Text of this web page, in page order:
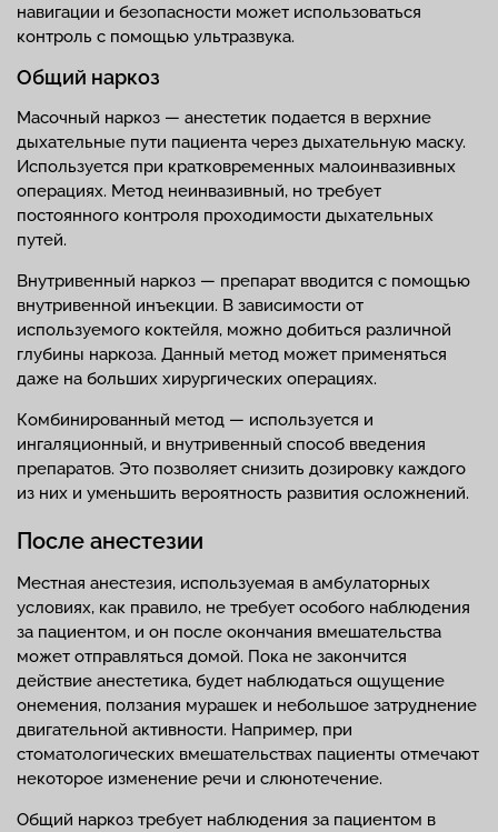
навигации и безопасности может использоваться
контроль с помощью ультразвука.
Общий наркоз
Масочный наркоз — анестетик подается в верхние
дыхательные пути пациента через дыхательную маску.
Используется при кратковременных малоинвазивных
операциях. Метод неинвазивный, но требует
постоянного контроля проходимости дыхательных
путей.
Внутривенный наркоз — препарат вводится с помощью
внутривенной инъекции. В зависимости от
используемого коктейля, можно добиться различной
глубины наркоза. Данный метод может применяться
даже на больших хирургических операциях.
Комбинированный метод — используется и
ингаляционный, и внутривенный способ введения
препаратов. Это позволяет снизить дозировку каждого
из них и уменьшить вероятность развития осложнений.
После анестезии
Местная анестезия, используемая в амбулаторных
условиях, как правило, не требует особого наблюдения
за пациентом, и он после окончания вмешательства
может отправляться домой. Пока не закончится
действие анестетика, будет наблюдаться ощущение
онемения, ползания мурашек и небольшое затруднение
двигательной активности. Например, при
стоматологических вмешательствах пациенты отмечают
некоторое изменение речи и слюнотечение.
Общий наркоз требует наблюдения за пациентом в